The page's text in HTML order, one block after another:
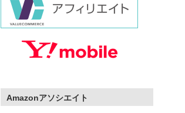
Amazonアソシエイト